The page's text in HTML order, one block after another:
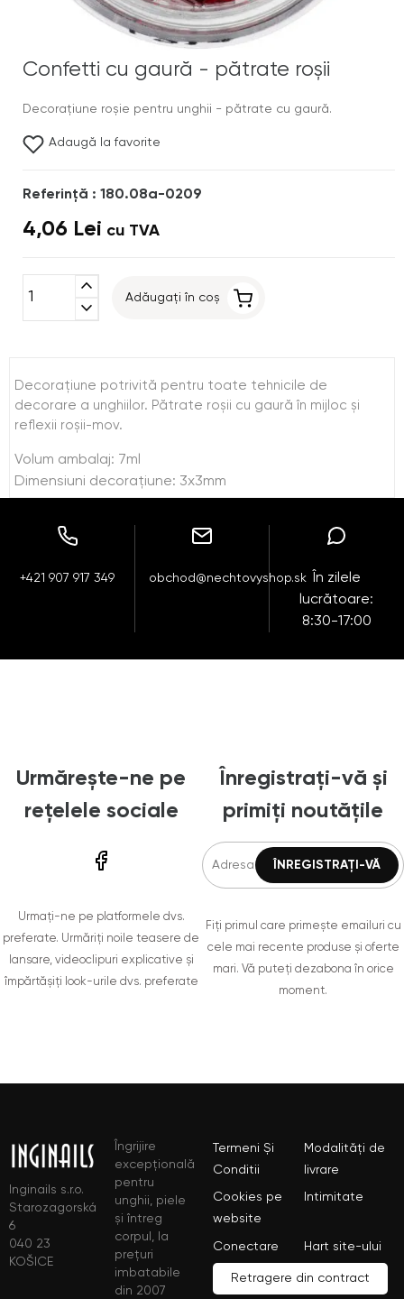
Confetti cu gaură - pătrate roşii
Decoraţiune roşie pentru unghii - pătrate cu gaură.
Adaugă la favorite
Referinţă : 180.08a-0209
4,06 Lei cu TVA
expand_less
expand_more
Adăugați în coș
Decoraţiune potrivită pentru toate tehnicile de
decorare a unghiilor. Pătrate roşii cu gaură în mijloc şi
reflexii roşii-mov.
Volum ambalaj: 7ml
Dimensiuni decoraţiune: 3x3mm
+421 907 917 349 obchod@nechtovyshop.sk
În zilele
lucrătoare:
8:30-17:00
Urmărește-ne pe
rețelele sociale
Urmați-ne pe platformele dvs.
preferate. Urmăriți noile teasere de
lansare, videoclipuri explicative și
împărtășiți look-urile dvs. preferate
Înregistrați-vă și
primiți noutățile
Fiți primul care primește emailuri cu
cele mai recente produse și oferte
mari. Vă puteți dezabona în orice
moment.
Inginails s.r.o.
Starozagorská
6
040 23
KOŠICE
Îngrijire
excepțională
pentru
unghii, piele
și întreg
corpul, la
prețuri
imbatabile
din 2007
Termeni Și
Conditii
Modalități de
livrare
Cookies pe
website
Intimitate
Conectare Hart site-ului
Retragere din contract